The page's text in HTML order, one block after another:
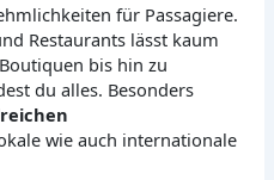
für Passagiere.
Restaurants lässt kaum
bis hin zu
du alles. Besonders
wie auch internationale